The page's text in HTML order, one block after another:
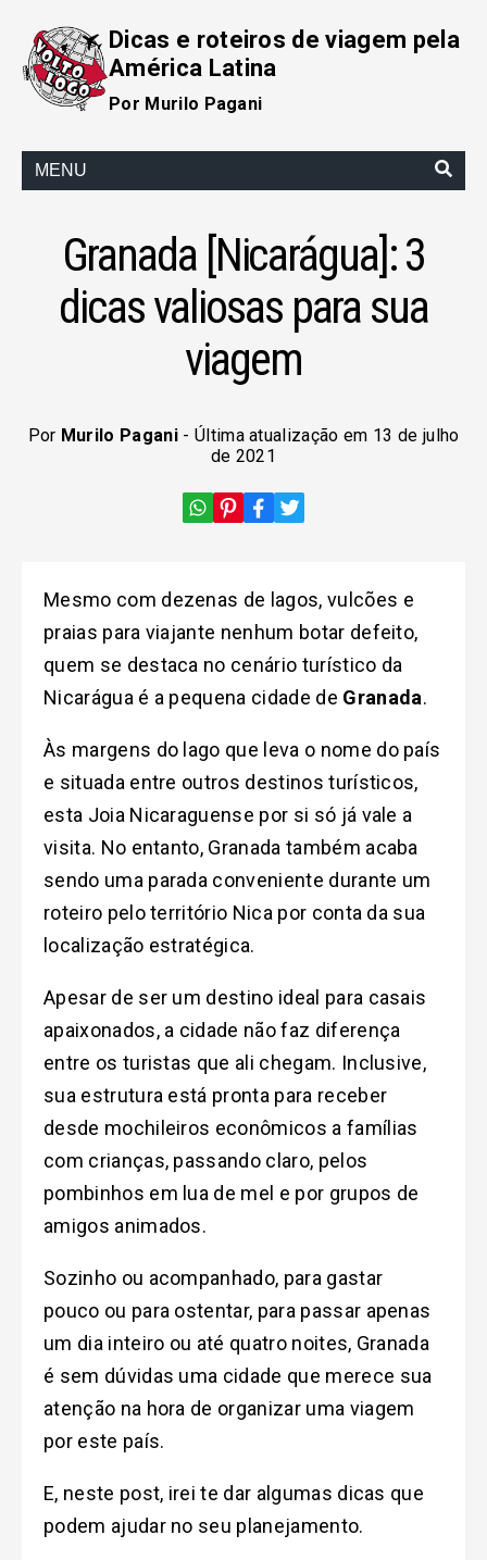
Dicas e roteiros de viagem pela
América Latina
Por Murilo Pagani
MENU
Granada [Nicarágua]: 3
dicas valiosas para sua
viagem
Por Murilo Pagani- Última atualização em 13 de julho
de 2021
Mesmo com dezenas de lagos, vulcões e
praias para viajante nenhum botar defeito,
quem se destaca no cenário turístico da
Nicarágua é a pequena cidade de Granada.
Às margens do lago que leva o nome do país
e situada entre outros destinos turísticos,
esta Joia Nicaraguense por si só já vale a
visita. No entanto, Granada também acaba
sendo uma parada conveniente durante um
roteiro pelo território Nica por conta da sua
localização estratégica.
Apesar de ser um destino ideal para casais
apaixonados, a cidade não faz diferença
entre os turistas que ali chegam. Inclusive,
sua estrutura está pronta para receber
desde mochileiros econômicos a famílias
com crianças, passando claro, pelos
pombinhos em lua de mel e por grupos de
amigos animados.
Sozinho ou acompanhado, para gastar
pouco ou para ostentar, para passar apenas
um dia inteiro ou até quatro noites, Granada
é sem dúvidas uma cidade que merece sua
atenção na hora de organizar uma viagem
por este país.
E, neste post, irei te dar algumas dicas que
podem ajudar no seu planejamento.